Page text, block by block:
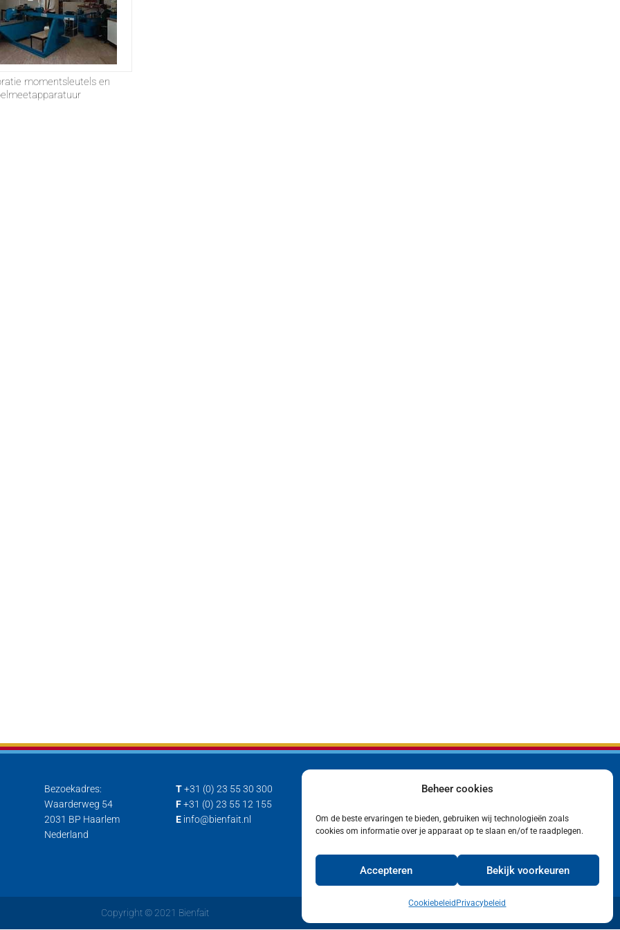
Beheer cookies
Om de beste ervaringen te bieden, gebruiken wij technologieën zoals
cookies om informatie over je apparaat op te slaan en/of te raadplegen.
Accepteren Bekijk voorkeuren
Cookiebeleid Privacybeleid
momentsleutels en
Bezoekadres:
Waarderweg 54
2031 BP Haarlem
Nederland
T +31 (0) 23 55 30 300
F +31 (0) 23 55 12 155
E info@bienfait.nl
Contact
Privacyverklaring
Copyright © 2021 Bienfait